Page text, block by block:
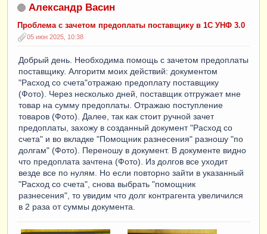
Александр Васин
Проблема с зачетом предоплаты поставщику в 1С УНФ 3.0
05 июн 2025, 10:38
Добрый день. Необходима помощь с зачетом предоплаты
поставщику. Алгоритм моих действий: документом
"Расход со счета"отражаю предоплату поставщику
(Фото). Через несколько дней, поставщик отгружает мне
товар на сумму предоплаты. Отражаю поступление
товаров (Фото). Далее, так как стоит ручной зачет
предоплаты, захожу в созданный документ "Расход со
счета" и во вкладке "Помощник разнесения" разношу "по
долгам" (Фото). Переношу в документ. В документе видно
что предоплата зачтена (Фото). Из долгов все уходит
везде все по нулям. Но если повторно зайти в указанный
"Расход со счета", снова выбрать "помощник
разнесения", то увидим что долг контрагента увеличился
в 2 раза от суммы документа.